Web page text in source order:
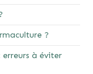
?
erreurs à éviter